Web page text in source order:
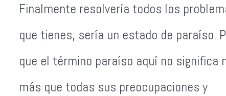
Finalmente resolvería todos los
que tienes, sería un estado de paraíso.
que el término paraíso aquí no significa
más que todas sus preocupaciones y